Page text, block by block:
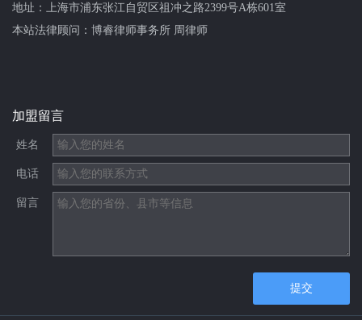
地址：上海市浦东张江自贸区祖冲之路2399号A栋601室
本站法律顾问： 博睿律师事务所 周律师
加盟留言
姓名
电话
留言
提交